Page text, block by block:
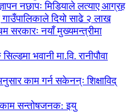
नछापः मिडियाले लत्याए आग्रह
गाउँपालिकाले दियो साढे २ लाख
सरकारः नयाँ मुख्यमन्त्रीमा
भवानी मा.वि. रानीपौवा
काम गर्न सकेनन्ः शिक्षाविद्
सन्तोषजनक: इयु